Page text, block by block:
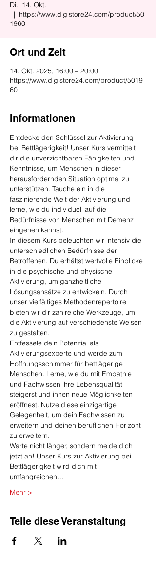
Di., 14. Okt.
  |
https://www.digistore24.com/product/50
1960
Ort und Zeit
14. Okt. 2025, 16:00 – 20:00
https://www.digistore24.com/product/5019
60
Informationen
Entdecke den Schlüssel zur Aktivierung
bei Bettlägerigkeit! Unser Kurs vermittelt
dir die unverzichtbaren Fähigkeiten und
Kenntnisse, um Menschen in dieser
herausfordernden Situation optimal zu
unterstützen. Tauche ein in die
faszinierende Welt der Aktivierung und
lerne, wie du individuell auf die
Bedürfnisse von Menschen mit Demenz
eingehen kannst.
In diesem Kurs beleuchten wir intensiv die
unterschiedlichen Bedürfnisse der
Betroffenen. Du erhältst wertvolle Einblicke
in die psychische und physische
Aktivierung, um ganzheitliche
Lösungsansätze zu entwickeln. Durch
unser vielfältiges Methodenrepertoire
bieten wir dir zahlreiche Werkzeuge, um
die Aktivierung auf verschiedenste Weisen
zu gestalten.
Entfessele dein Potenzial als
Aktivierungsexperte und werde zum
Hoffnungsschimmer für bettlägerige
Menschen. Lerne, wie du mit Empathie
und Fachwissen ihre Lebensqualität
steigerst und ihnen neue Möglichkeiten
eröffnest. Nutze diese einzigartige
Gelegenheit, um dein Fachwissen zu
erweitern und deinen beruflichen Horizont
zu erweitern.
Warte nicht länger, sondern melde dich
jetzt an! Unser Kurs zur Aktivierung bei
Bettlägerigkeit wird dich mit
umfangreichen…
Mehr >
Teile diese Veranstaltung